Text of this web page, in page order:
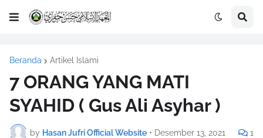
Beranda Artikel Islami
7 ORANG YANG MATI
SYAHID ( Gus Ali Asyhar )
by Hasan Jufri Official Website • Desember 13, 2021 1